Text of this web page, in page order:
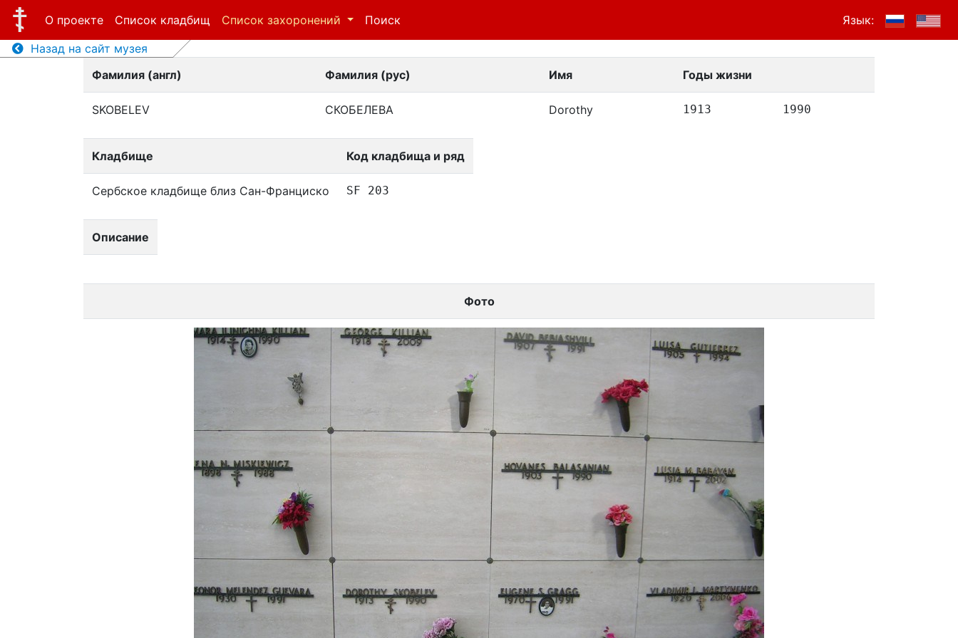
О проекте Список кладбищ Список захоронений Поиск
Язык:
Назад на сайт музея
Фамилия (англ)
Фамилия (рус) Имя Годы жизни
SKOBELEV СКОБЕЛЕВА Dorothy 1913 1990
Кладбище Код кладбища и ряд
Сербское кладбище близ Сан-Франциско SF 203
Описание
Фото